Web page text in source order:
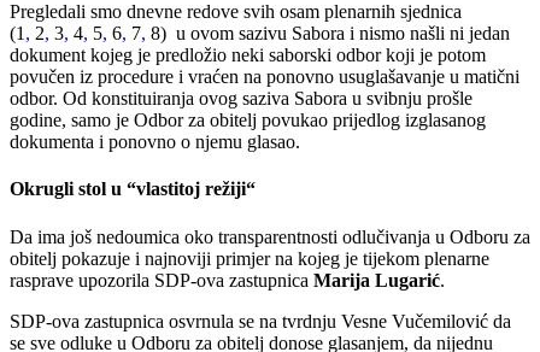
Pregledali smo dnevne redove svih osam plenarnih sjednica
(1 , 2, 3, 4, 5, 6, 7, 8) u ovom sazivu Sabora i nismo našli ni jedan
dokument kojeg je predložio neki saborski odbor koji je potom
povučen iz procedure i vraćen na ponovno usuglašavanje u matični
odbor. Od konstituiranja ovog saziva Sabora u svibnju prošle
godine, samo je Odbor za obitelj povukao prijedlog izglasanog
dokumenta i ponovno o njemu glasao.
Okrugli stol u “vlastitoj režiji“
Da ima još nedoumica oko transparentnosti odlučivanja u Odboru za
obitelj pokazuje i najnoviji primjer na kojeg je tijekom plenarne
rasprave upozorila SDP-ova zastupnica Marija Lugarić.
SDP-ova zastupnica osvrnula se na tvrdnju Vesne Vučemilović da
se sve odluke u Odboru za obitelj donose glasanjem, da nijednu